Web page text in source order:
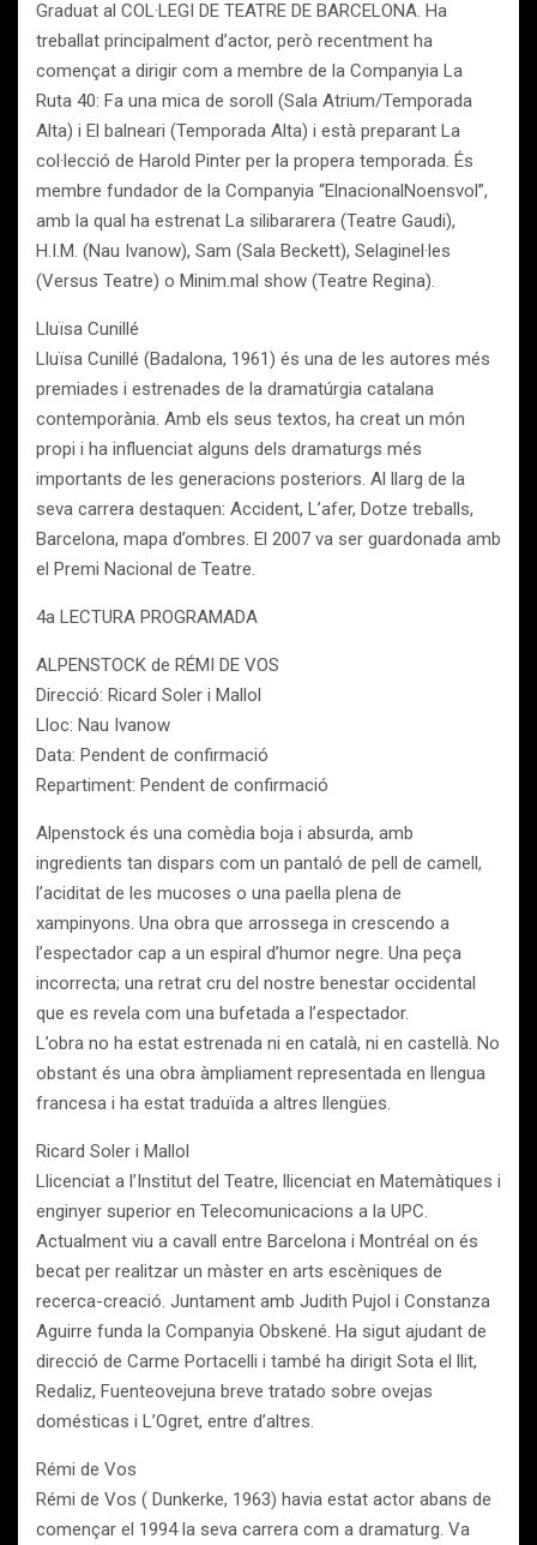
Graduat al COL·LEGI DE TEATRE DE BARCELONA. Ha
treballat principalment d’actor, però recentment ha
començat a dirigir com a membre de la Companyia La
Ruta 40: Fa una mica de soroll (Sala Atrium/Temporada
Alta) i El balneari (Temporada Alta) i està preparant La
col·lecció de Harold Pinter per la propera temporada. És
membre fundador de la Companyia “ElnacionalNoensvol”,
amb la qual ha estrenat La silibararera (Teatre Gaudi),
H.I.M. (Nau Ivanow), Sam (Sala Beckett), Selaginel·les
(Versus Teatre) o Minim.mal show (Teatre Regina).
Lluïsa Cunillé
Lluïsa Cunillé (Badalona, 1961) és una de les autores més
premiades i estrenades de la dramatúrgia catalana
contemporània. Amb els seus textos, ha creat un món
propi i ha influenciat alguns dels dramaturgs més
importants de les generacions posteriors. Al llarg de la
seva carrera destaquen: Accident, L’afer, Dotze treballs,
Barcelona, mapa d’ombres. El 2007 va ser guardonada amb
el Premi Nacional de Teatre.
4a LECTURA PROGRAMADA
ALPENSTOCK de RÉMI DE VOS
Direcció: Ricard Soler i Mallol
Lloc: Nau Ivanow
Data: Pendent de confirmació
Repartiment: Pendent de confirmació
Alpenstock és una comèdia boja i absurda, amb
ingredients tan dispars com un pantaló de pell de camell,
l’aciditat de les mucoses o una paella plena de
xampinyons. Una obra que arrossega in crescendo a
l’espectador cap a un espiral d’humor negre. Una peça
incorrecta; una retrat cru del nostre benestar occidental
que es revela com una bufetada a l’espectador.
L’obra no ha estat estrenada ni en català, ni en castellà. No
obstant és una obra àmpliament representada en llengua
francesa i ha estat traduïda a altres llengües.
Ricard Soler i Mallol
Llicenciat a l’Institut del Teatre, llicenciat en Matemàtiques i
enginyer superior en Telecomunicacions a la UPC.
Actualment viu a cavall entre Barcelona i Montréal on és
becat per realitzar un màster en arts escèniques de
recerca-creació. Juntament amb Judith Pujol i Constanza
Aguirre funda la Companyia Obskené. Ha sigut ajudant de
direcció de Carme Portacelli i també ha dirigit Sota el llit,
Redaliz, Fuenteovejuna breve tratado sobre ovejas
domésticas i L’Ogret, entre d’altres.
Rémi de Vos
Rémi de Vos ( Dunkerke, 1963) havia estat actor abans de
començar el 1994 la seva carrera com a dramaturg. Va